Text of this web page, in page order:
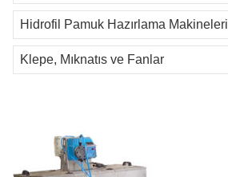
Hidrofil Pamuk Hazırlama Makineleri
Klepe, Mıknatıs ve Fanlar